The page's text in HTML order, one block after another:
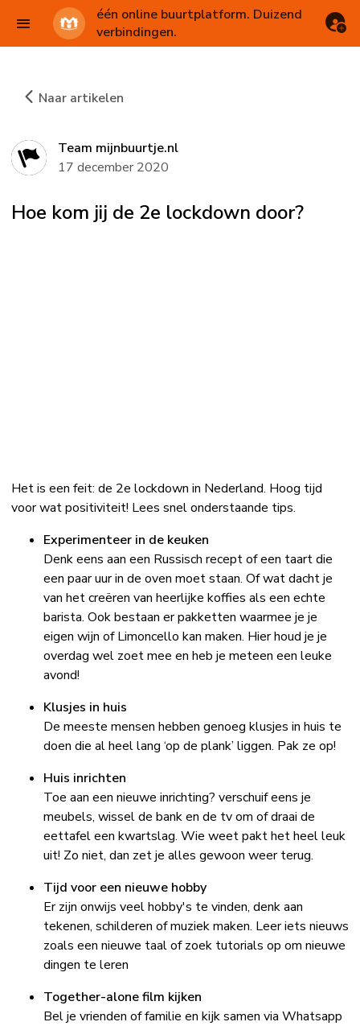
één online buurtplatform. Duizend
verbindingen.
Naar artikelen
Team mijnbuurtje.nl
17 december 2020
Hoe kom jij de 2e lockdown door?
Het is een feit: de 2e lockdown in Nederland. Hoog tijd
voor wat positiviteit! Lees snel onderstaande tips.
Experimenteer in de keuken
Denk eens aan een Russisch recept of een taart die
een paar uur in de oven moet staan. Of wat dacht je
van het creëren van heerlijke koffies als een echte
barista. Ook bestaan er pakketten waarmee je je
eigen wijn of Limoncello kan maken. Hier houd je je
overdag wel zoet mee en heb je meteen een leuke
avond!
Klusjes in huis
De meeste mensen hebben genoeg klusjes in huis te
doen die al heel lang ‘op de plank’ liggen. Pak ze op!
Huis inrichten
Toe aan een nieuwe inrichting? verschuif eens je
meubels, wissel de bank en de tv om of draai de
eettafel een kwartslag. Wie weet pakt het heel leuk
uit! Zo niet, dan zet je alles gewoon weer terug.
Tijd voor een nieuwe hobby
Er zijn onwijs veel hobby's te vinden, denk aan
tekenen, schilderen of muziek maken. Leer iets nieuws
zoals een nieuwe taal of zoek tutorials op om nieuwe
dingen te leren
Together-alone film kijken
Bel je vrienden of familie en kijk samen via Whatsapp